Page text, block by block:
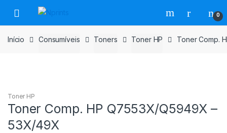
para
navegação
para
o
conteúdo
0
Início Consumíveis Toners Toner HP Toner Comp.
Toner HP
Toner Comp. HP Q7553X/Q5949X –
53X/49X